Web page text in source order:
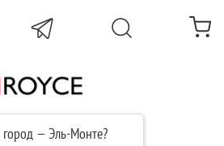
—Эль-Монте?